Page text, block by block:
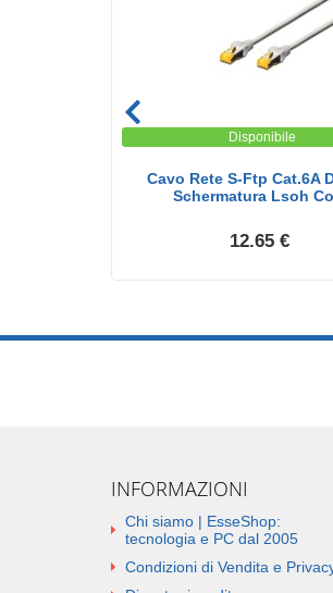
Disponibile
Cavo Rete S-Ftp Cat.6A
Schermatura Lsoh
12.65 €
INFORMAZIONI
Chi siamo | EsseShop:
tecnologia e PC dal 2005
Condizioni di Vendita e